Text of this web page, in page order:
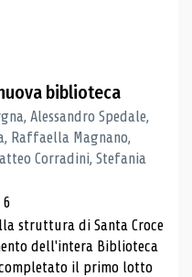
biblioteca
Alessandro Spedale,
Raffaella Magnano,
Corradini, Stefania
6
struttura di Santa Croce
dell'intera Biblioteca
il primo lotto